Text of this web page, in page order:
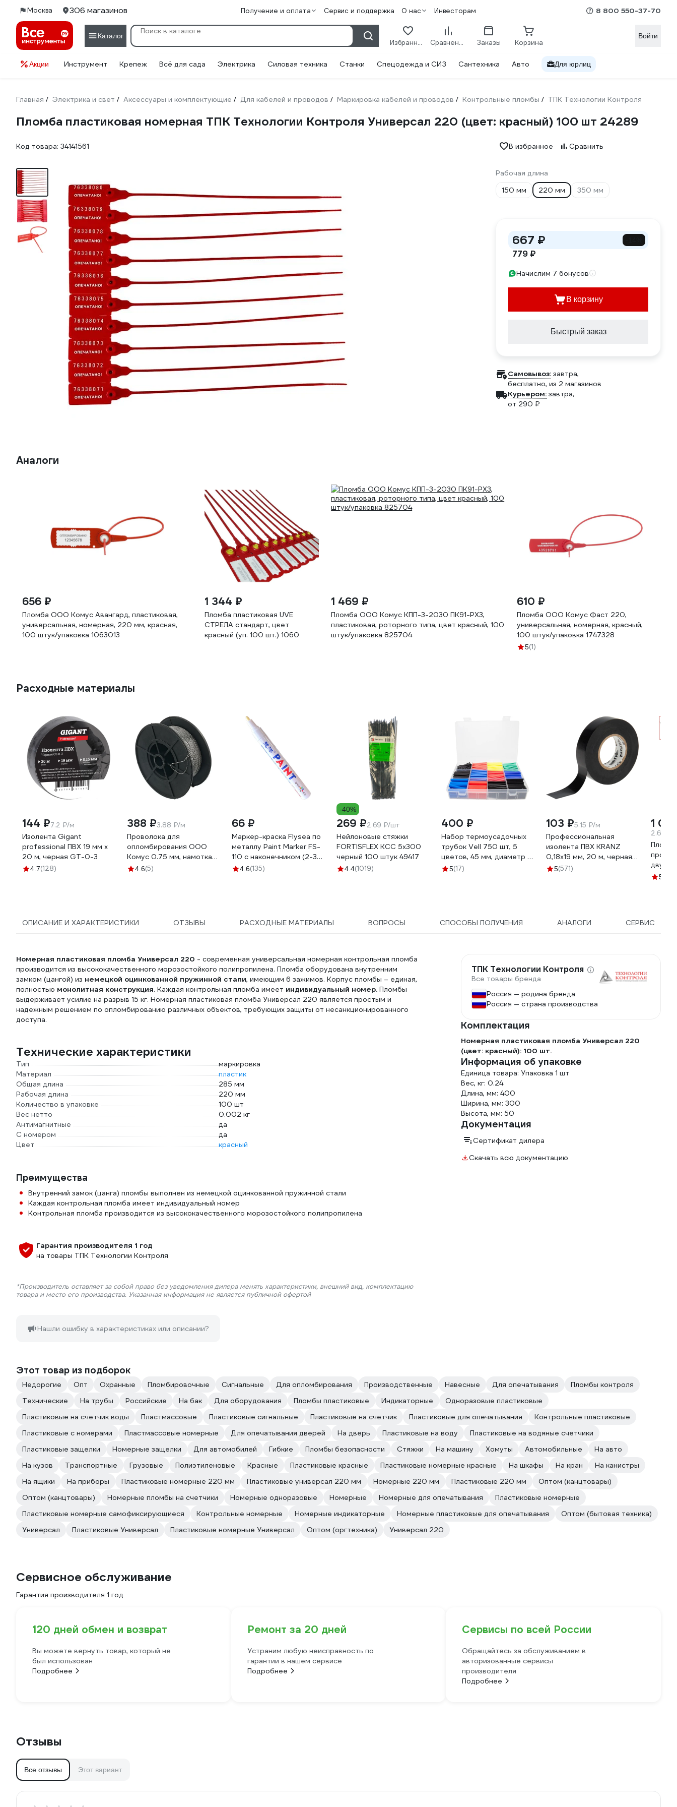
Москва 306 магазинов Получение и оплата Сервис и поддержка О нас Инвесторам 8 800 550-37-70
Каталог
Избранное Сравнение Заказы Корзина
Войти
Акции Инструмент Крепеж Всё для сада Электрика Силовая техника Станки Спецодежда и СИЗ Сантехника Авто Для юрлиц
Главная / Электрика и свет / Аксессуары и комплектующие / Для кабелей и проводов / Маркировка кабелей и проводов / Контрольные пломбы / ТПК Технологии Контроля
Пломба пластиковая номерная ТПК Технологии Контроля Универсал 220 (цвет: красный) 100 шт 24289
Код товара: 34141561 В избранное Сравнить
Рабочая длина
150 мм
220 мм 350 мм
667 ₽
779 ₽
Начислим 7 бонусов
В корзину
Быстрый заказ
Самовывоз: завтра,
бесплатно, из 2 магазинов
Курьером: завтра,
от 290 ₽
Аналоги
656 ₽
Пломба ООО Комус Авангард, пластиковая,
универсальная, номерная, 220 мм, красная,
100 штук/упаковка 1063013
1 344 ₽
Пломба пластиковая UVE
СТРЕЛА стандарт, цвет
красный (уп. 100 шт.) 1060
1 469 ₽
Пломба ООО Комус КПП-3-2030 ПК91-РХ3,
пластиковая, роторного типа, цвет красный, 100
штук/упаковка 825704
610 ₽
Пломба ООО Комус Фаст 220,
универсальная, номерная, красный,
100 штук/упаковка 1747328
5(1)
Расходные материалы
144 ₽7.2 ₽/м
Изолента Gigant
professional ПВХ 19 мм х
20 м, черная GT-0-3
4.7(128)
388 ₽3.88 ₽/м
Проволока для
опломбирования ООО
Комус 0.75 мм, намотка
100 м 1348433
4.6(5)
66 ₽
Маркер-краска Flysea по
металлу Paint Marker FS-
110 с наконечником (2-3
мм), белый FS-110-white
4.6(135)
-40%
269 ₽2.69 ₽/шт
Нейлоновые стяжки
FORTISFLEX КСС 5х300
черный 100 штук 49417
4.4(1019)
400 ₽
Набор термоусадочных
трубок Vell 750 шт, 5
цветов, 45 мм, диаметр 1-
13 мм 1379612
5(17)
103 ₽5.15 ₽/м
Профессиональная
изолента ПВХ KRANZ
0,18х19 мм, 20 м, черная
KR-09-2806
5(571)
1
2.63 ₽/
5
ОПИСАНИЕ И ХАРАКТЕРИСТИКИ ОТЗЫВЫ РАСХОДНЫЕ МАТЕРИАЛЫ ВОПРОСЫ СПОСОБЫ ПОЛУЧЕНИЯ АНАЛОГИ СЕРВИС
Номерная пластиковая пломба Универсал 220 - современная универсальная номерная контрольная пломба
производится из высококачественного морозостойкого полипропилена. Пломба оборудована внутренним
замком (цангой) из немецкой оцинкованной пружинной стали, имеющим 6 зажимов. Корпус пломбы – единая,
полностью монолитная конструкция. Каждая контрольная пломба имеет индивидуальный номер. Пломбы
выдерживает усилие на разрыв 15 кг. Номерная пластиковая пломба Универсал 220 является простым и
надежным решением по опломбированию различных объектов, требующих защиты от несанкционированного
доступа.
Технические характеристики
Тип
маркировка
Материал
пластик
Общая длина
285 мм
Рабочая длина
220 мм
Количество в упаковке
100 шт
Вес нетто
0.002 кг
Антимагнитные
да
С номером
да
Цвет
красный
Преимущества
Внутренний замок (цанга) пломбы выполнен из немецкой оцинкованной пружинной стали
Каждая контрольная пломба имеет индивидуальный номер
Контрольная пломба производится из высококачественного морозостойкого полипропилена
Гарантия производителя 1 год
на товары ТПК Технологии Контроля
*Производитель оставляет за собой право без уведомления дилера менять характеристики, внешний вид, комплектацию
товара и место его производства. Указанная информация не является публичной офертой
Нашли ошибку в характеристиках или описании?
ТПК Технологии Контроля
Все товары бренда
Россия — родина бренда
Россия — страна производства
Комплектация
Номерная пластиковая пломба Универсал 220
(цвет: красный): 100 шт.
Информация об упаковке
Единица товара: Упаковка 1 шт
Вес, кг: 0.24
Длина, мм: 400
Ширина, мм: 300
Высота, мм: 50
Документация
Сертификат дилера
Скачать всю документацию
Этот товар из подборок
Недорогие Опт Охранные Пломбировочные Сигнальные Для опломбирования Производственные Навесные Для опечатывания
Пломбы контроля
Технические
На трубы Российские На бак Для оборудования Пломбы пластиковые Индикаторные
Одноразовые пластиковые
Пластиковые на счетчик воды
Пластмассовые Пластиковые сигнальные Пластиковые на счетчик Пластиковые для опечатывания
Контрольные пластиковые
Пластиковые с номерами
Пластмассовые номерные Для опечатывания дверей На дверь Пластиковые на воду
Пластиковые на водяные счетчики
Пластиковые защелки
Номерные защелки Для автомобилей Гибкие Пломбы безопасности Стяжки На машину Хомуты Автомобильные
На авто
На кузов
Транспортные Грузовые Полиэтиленовые Красные Пластиковые красные Пластиковые номерные красные На шкафы На кран
На канистры
На ящики
На приборы Пластиковые номерные 220 мм Пластиковые универсал 220 мм Номерные 220 мм Пластиковые 220 мм
Оптом (канцтовары)
Оптом (канцтовары)
Номерные пломбы на счетчики Номерные одноразовые Номерные Номерные для опечатывания
Пластиковые номерные
Пластиковые номерные самофиксирующиеся
Контрольные номерные Номерные индикаторные Номерные пластиковые для опечатывания
Оптом (бытовая техника)
Универсал
Пластиковые Универсал Пластиковые номерные Универсал Оптом (оргтехника) Универсал 220
Сервисное обслуживание
Гарантия производителя 1 год
120 дней обмен и возврат
Вы можете вернуть товар, который не
был использован
Подробнее
Ремонт за 20 дней
Устраним любую неисправность по
гарантии в нашем сервисе
Подробнее
Сервисы по всей России
Обращайтесь за обслуживанием в
авторизованные сервисы
производителя
Подробнее
Отзывы
Все отзывы Этот вариант